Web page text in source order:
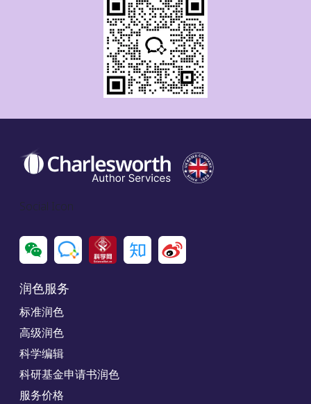
Social Icon
润色服务
标准润色
高级润色
科学编辑
科研基金申请书润色
服务价格